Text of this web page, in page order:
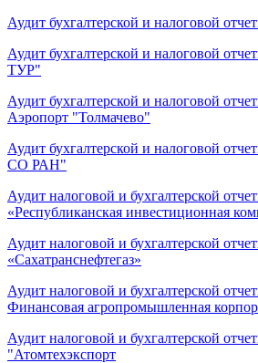
Аудит бухгалтерской и налоговой
Аудит бухгалтерской и налоговой
ТУР"
Аудит бухгалтерской и налоговой
Аэропорт "Толмачево"
Аудит бухгалтерской и налоговой
СО РАН"
Аудит налоговой и бухгалтерской
«Республиканская инвестиционная
Аудит налоговой и бухгалтерской
«Сахатранснефтегаз»
Аудит налоговой и бухгалтерской
Финансовая агропромышленная
Аудит налоговой и бухгалтерской
"Атомтехэкспорт